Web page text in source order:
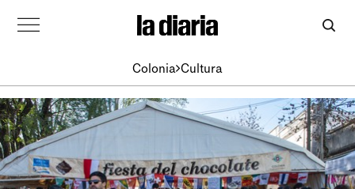
Colonia Cultura